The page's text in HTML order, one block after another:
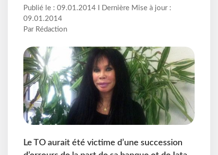
Publié le : 09.01.2014 I Dernière Mise à jour :
09.01.2014
Par Rédaction
Le TO aurait été victime d’une succession